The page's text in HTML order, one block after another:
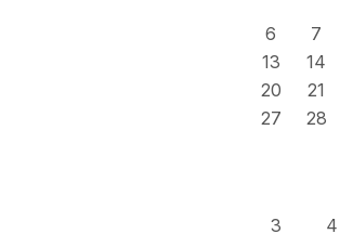
6
7
13
14
20
21
27
28
3
4